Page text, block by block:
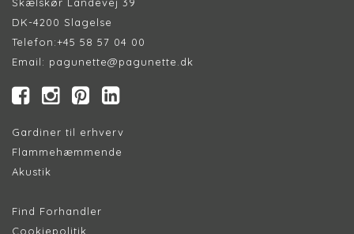
DK-4200 Slagelse
Telefon:+45 58 57 04 00
Email: pagunette@pagunette.dk
Gardiner til erhverv
Flammehæmmende
Akustik
Find Forhandler
Cookiepolitik